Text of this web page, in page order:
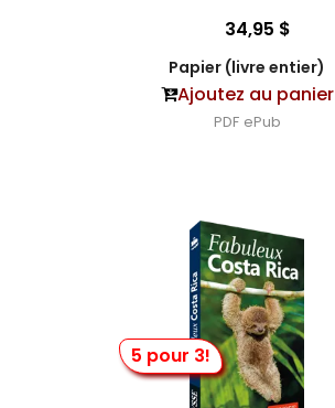
34,95 $
Papier (livre entier)
Ajoutez au panier
PDF ePub
5 pour 3!